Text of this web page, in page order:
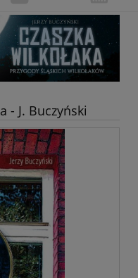
- J. Buczyński